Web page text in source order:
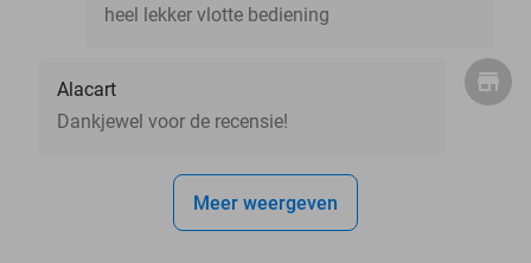
heel lekker vlotte bediening
Alacart
Dankjewel voor de recensie!
Meer weergeven